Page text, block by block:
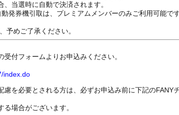
当選時に自動で決済されます。
発券機引取は、プレミアムメンバーのみご利用可能で
めご了承ください。
付フォームよりお申込みください。
index.do
慮を必要とされる方は、必ずお申込み前に下記のFANY
場合がございます。